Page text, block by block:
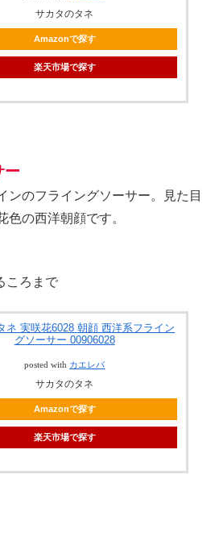
サカタのタネ
Amazonで探す
楽天市場で探す
ー
ンのフライングソーサー。見た目
色の西洋朝顔です。
ころまで
ネ 実咲花6028 朝顔 西洋系フライン
グソーサー 00906028
posted with カエレバ
サカタのタネ
Amazonで探す
楽天市場で探す